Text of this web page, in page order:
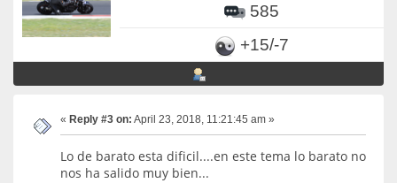
585
+15/-7
« Reply #3 on: April 23, 2018, 11:21:45 am »
Lo de barato esta dificil....en este tema lo barato no
nos ha salido muy bien...